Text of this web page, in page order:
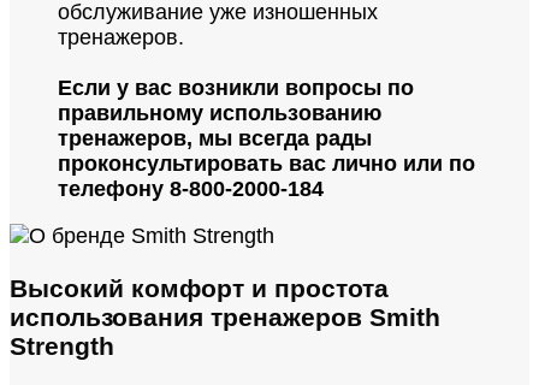
обслуживание уже изношенных
тренажеров.
Если у вас возникли вопросы по
правильному использованию
тренажеров, мы всегда рады
проконсультировать вас лично или по
телефону 8-800-2000-184
Высокий комфорт и простота
использования тренажеров Smith
Strength